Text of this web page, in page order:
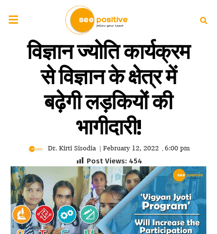
विज्ञान ज्योति कार्यक्रम
से विज्ञान के क्षेत्र में
बढ़ेगी लड़कियों की
भागीदारी!
Dr. Kirti Sisodia | February 12, 2022 , 6:00 pm
Post Views: 454